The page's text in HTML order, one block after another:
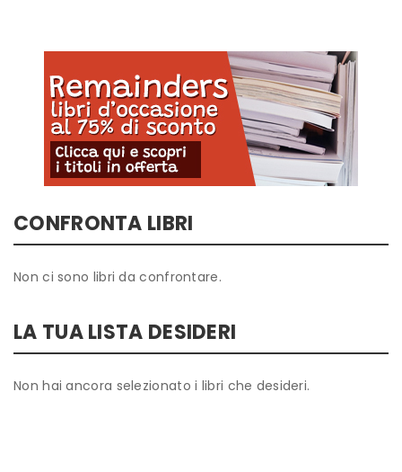
CONFRONTA LIBRI
Non ci sono libri da confrontare.
LA TUA LISTA DESIDERI
Non hai ancora selezionato i libri che desideri.